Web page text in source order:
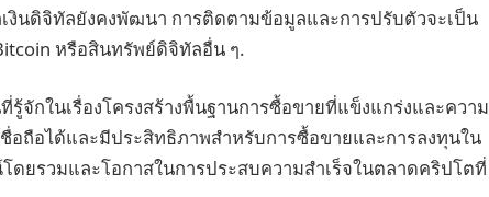
งินดิจิทัลยังคงพัฒนา การติดตามข้อมูลและการปรับตัวจะเป็น
หรือสินทรัพย์ดิจิทัลอื่น ๆ.
รู้จักในเรื่องโครงสร้างพื้นฐานการซื้อขายที่แข็งแกร่งและความ
อถือได้และมีประสิทธิภาพสำหรับการซื้อขายและการลงทุนใน
ยรวมและโอกาสในการประสบความสำเร็จในตลาดคริปโตที่